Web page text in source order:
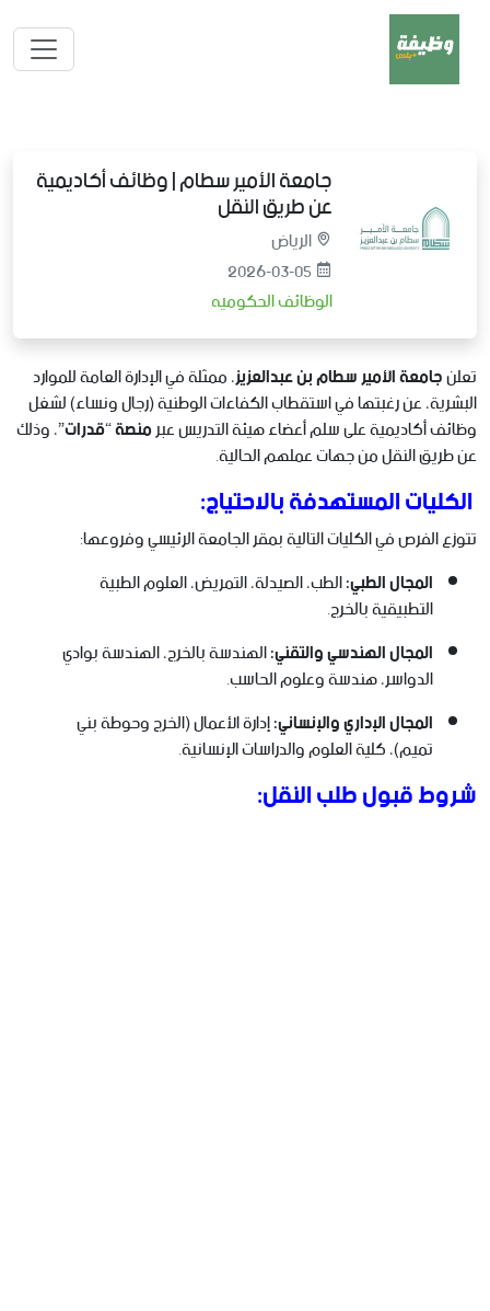
جامعة الأمير سطام | وظائف أكاديمية
عن طريق النقل
الرياض
2026-03-05
الوظائف الحكوميه
تعلنجامعة الأمير سطام بن عبدالعزيز، ممثلة في الإدارة العامة للموارد
البشرية، عن رغبتها في استقطاب الكفاءات الوطنية (رجال ونساء) لشغل
وظائف أكاديمية على سلم أعضاء هيئة التدريس عبرمنصة “قدرات”، وذلك
عن طريق النقل من جهات عملهم الحالية.
الكليات المستهدفة بالاحتياج:
تتوزع الفرص في الكليات التالية بمقر الجامعة الرئيسي وفروعها:
المجال الطبي:الطب، الصيدلة، التمريض، العلوم الطبية
التطبيقية بالخرج.
المجال الهندسي والتقني:الهندسة بالخرج، الهندسة بوادي
الدواسر، هندسة وعلوم الحاسب.
المجال الإداري والإنساني:إدارة الأعمال (الخرج وحوطة بني
تميم)، كلية العلوم والدراسات الإنسانية.
شروط قبول طلب النقل: